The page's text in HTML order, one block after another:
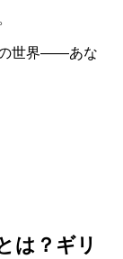
の世界――あな
は？ギリ